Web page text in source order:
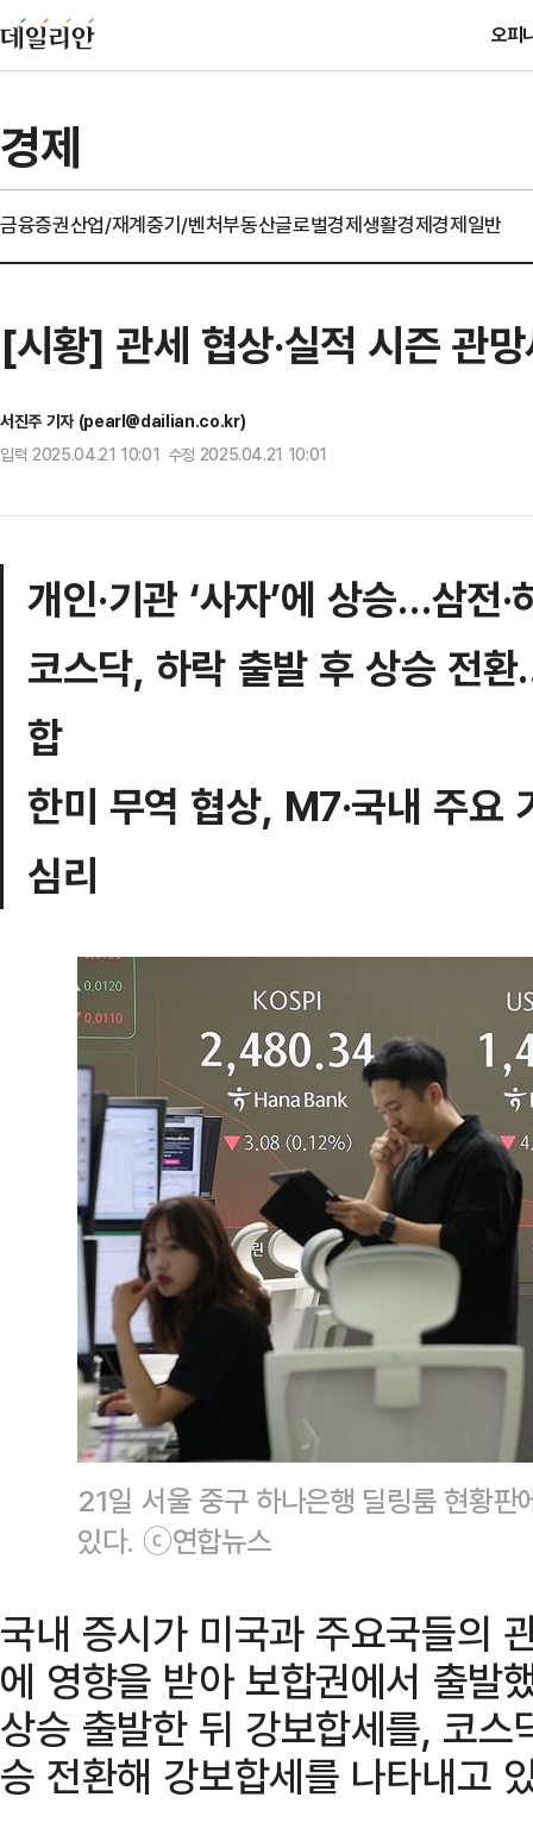
오피
경제
금융증권산업/재계중기/벤처부동산글로벌경제생활경제경제일반
[시황] 관세 협상·실적 시즌
서진주 기자 (pearl@dailian.co.kr)
입력 2025.04.21 10:01 수정 2025.04.21 10:01
개인·기관 ‘사자’에 상승…삼전
코스닥, 하락 출발 후 상승 전
합
한미 무역 협상, M7·국내 주요
심리
21일 서울 중구 하나은행 딜링룸 현황판
있다. ⓒ연합뉴스
국내 증시가 미국과 주요국들의
에 영향을 받아 보합권에서 출
상승 출발한 뒤 강보합세를, 코
승 전환해 강보합세를 나타내고